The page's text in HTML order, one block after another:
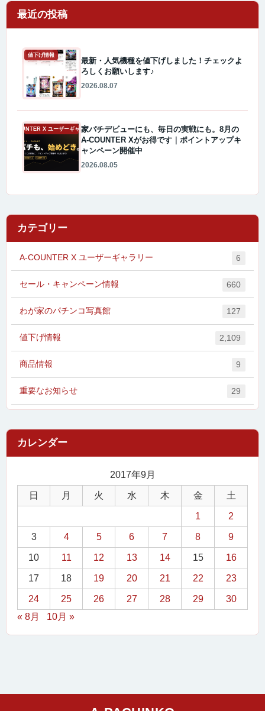
最近の投稿
値下げ情報
最新・人気機種を値下げしました！チェックよ
ろしくお願いします♪
2026.08.07
A-COUNTER X ユーザーギャラリー家パチデビューにも、毎日の実戦にも。8月の
A-COUNTER Xがお得です｜ポイントアップキ
ャンペーン開催中
2026.08.05
カテゴリー
A-COUNTER X ユーザーギャラリー 6
セール・キャンペーン情報 660
わが家のパチンコ写真館 127
値下げ情報 2,109
商品情報 9
重要なお知らせ 29
2017年9月
日 月 火 水 木 金 土
1 2
3 4 5 6 7 8 9
10 11 12 13 14 15 16
17 18 19 20 21 22 23
24 25 26 27 28 29
30
« 8月
10月 »